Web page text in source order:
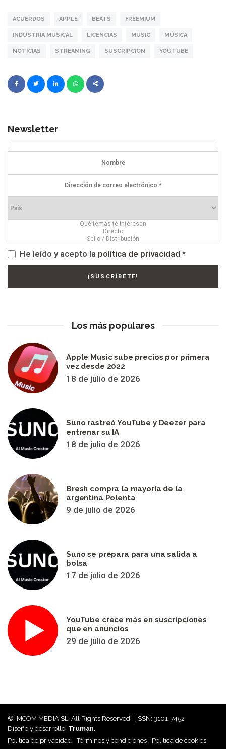
ACUERDOS APPLE BEATS FREEMIUM
INDUSTRIA MUSICAL LICENCIAS MUSIC MÚSICA
NOTICIAS STREAMING SUSCRIPCIÓN YOUTUBE
Newsletter
He leído y acepto la política de privacidad *
Los más populares
Apple Music sube precios por primera
vez desde 2022
18 de julio de 2026
Suno rastreó YouTube y Deezer para
entrenar su IA
18 de julio de 2026
Bresh compra la mayoría de la
argentina Polenta
9 de julio de 2026
Suno se prepara para una salida a
bolsa
17 de julio de 2026
YouTube crece más en suscripciones
que en anuncios
29 de julio de 2026
© IMCOM MEDIA SL. All Rights Reserved. | ISSN: 3101-7452
Diseño y desarrollo: Truman.
Política de privacidad
Términos y condiciones Política de cookies